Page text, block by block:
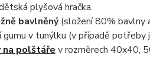
plyšová hračka.
bavlněný(složení 80% bavlny
gumu v tunýlku (v případě potřeby
na polštáře v rozměrech 40x40,